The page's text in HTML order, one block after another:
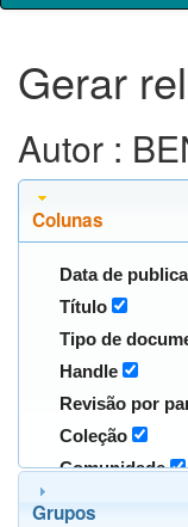
Gerar
Autor :
Colunas
Data de
Título
Tipo de
Handle
Revisão por
Coleção
Comunidade
Grupos